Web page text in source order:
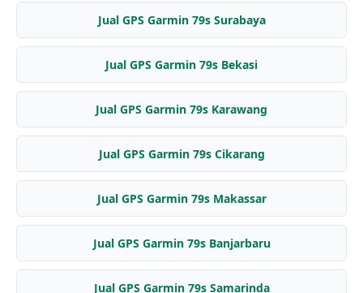
Jual GPS Garmin 79s Surabaya
Jual GPS Garmin 79s Bekasi
Jual GPS Garmin 79s Karawang
Jual GPS Garmin 79s Cikarang
Jual GPS Garmin 79s Makassar
Jual GPS Garmin 79s Banjarbaru
Jual GPS Garmin 79s Samarinda